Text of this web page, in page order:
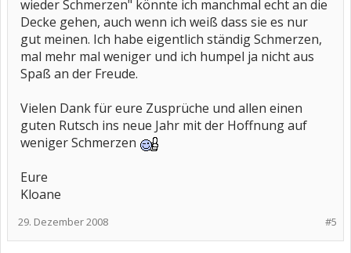
wieder Schmerzen" könnte ich manchmal echt an die
Decke gehen, auch wenn ich weiß dass sie es nur
gut meinen. Ich habe eigentlich ständig Schmerzen,
mal mehr mal weniger und ich humpel ja nicht aus
Spaß an der Freude.
Vielen Dank für eure Zusprüche und allen einen
guten Rutsch ins neue Jahr mit der Hoffnung auf
weniger Schmerzen
Eure
Kloane
#5
29. Dezember 2008